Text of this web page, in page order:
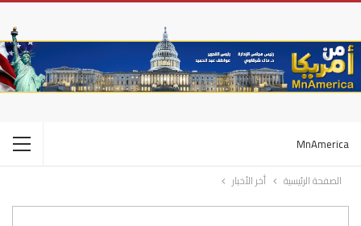
MnAmerica
الصفحة الرئيسية أخر الأخبار